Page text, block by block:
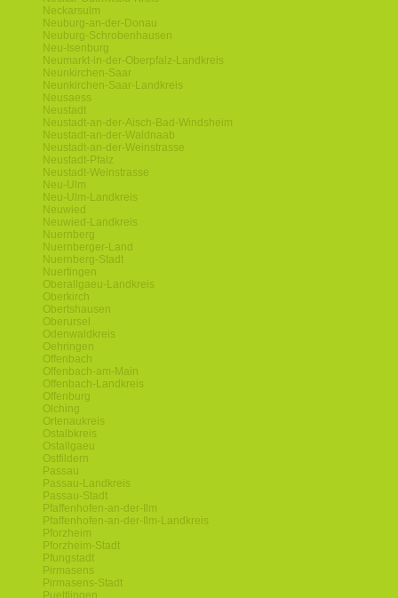
Neckarsulm
Neuburg-an-der-Donau
Neuburg-Schrobenhausen
Neu-Isenburg
Neumarkt-in-der-Oberpfalz-Landkreis
Neunkirchen-Saar
Neunkirchen-Saar-Landkreis
Neusaess
Neustadt
Neustadt-an-der-Aisch-Bad-Windsheim
Neustadt-an-der-Waldnaab
Neustadt-an-der-Weinstrasse
Neustadt-Pfalz
Neustadt-Weinstrasse
Neu-Ulm
Neu-Ulm-Landkreis
Neuwied
Neuwied-Landkreis
Nuernberg
Nuernberger-Land
Nuernberg-Stadt
Nuertingen
Oberallgaeu-Landkreis
Oberkirch
Obertshausen
Oberursel
Odenwaldkreis
Oehringen
Offenbach
Offenbach-am-Main
Offenbach-Landkreis
Offenburg
Olching
Ortenaukreis
Ostalbkreis
Ostallgaeu
Ostfildern
Passau
Passau-Landkreis
Passau-Stadt
Pfaffenhofen-an-der-Ilm
Pfaffenhofen-an-der-Ilm-Landkreis
Pforzheim
Pforzheim-Stadt
Pfungstadt
Pirmasens
Pirmasens-Stadt
Puettlingen